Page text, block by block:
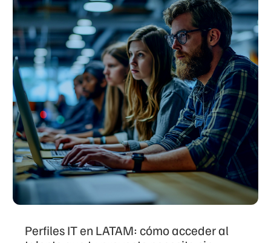
Perfiles IT en LATAM: cómo acceder al